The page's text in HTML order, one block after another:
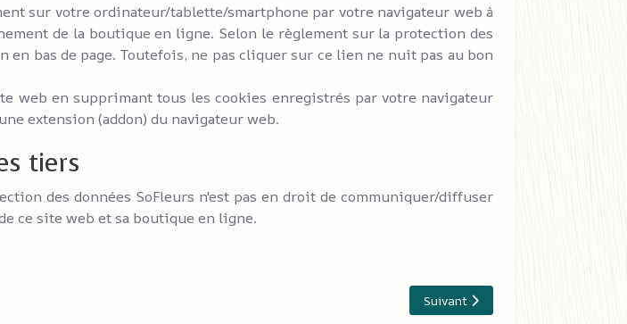
sur votre ordinateur/tablette/smartphone par votre navigateur web à
de la boutique en ligne. Selon le règlement sur la protection des
bas de page. Toutefois, ne pas cliquer sur ce lien ne nuit pas au bon
web en supprimant tous les cookies enregistrés par votre navigateur
extension (addon) du navigateur web.
tiers
des données SoFleurs n'est pas en droit de communiquer/diffuser
ce site web et sa boutique en ligne.
Article suivant : L'entreprise
Suivant